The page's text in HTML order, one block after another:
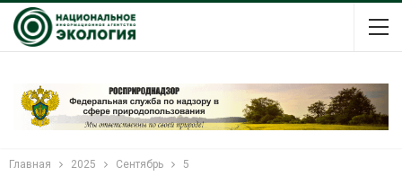
Главная 2025 Сентябрь 5